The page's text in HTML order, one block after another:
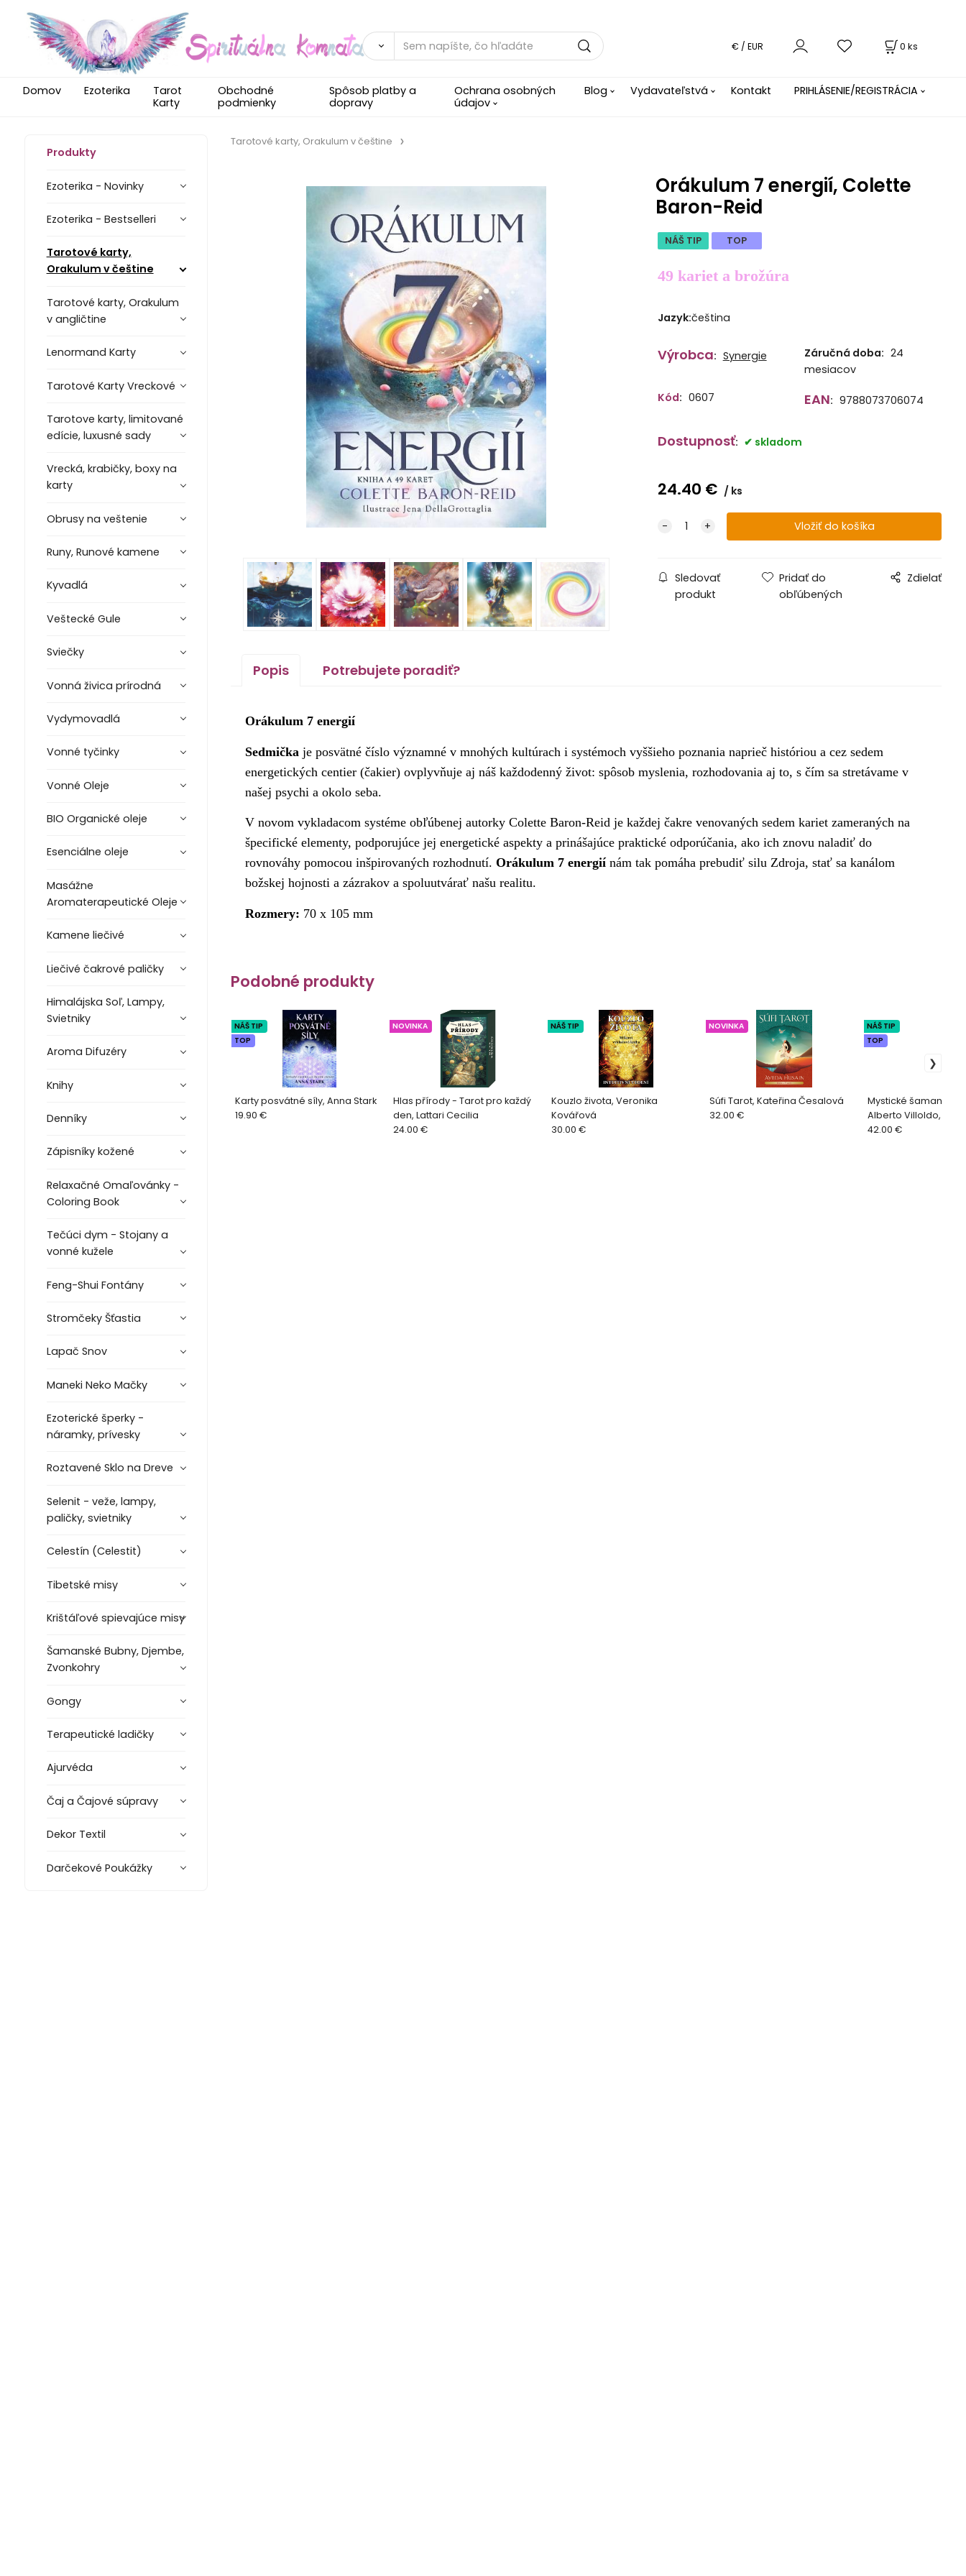
0 ks
€ / EUR
Domov Ezoterika
Tarot
Karty
Obchodné
podmienky
Spôsob platby a
dopravy
Ochrana osobných
údajov
Blog Vydavateľstvá Kontakt PRIHLÁSENIE/REGISTRÁCIA
Produkty
Ezoterika - Novinky
Ezoterika - Bestselleri
Tarotové karty,
Orakulum v češtine
Tarotové karty, Orakulum
v angličtine
Lenormand Karty
Tarotové Karty Vreckové
Tarotove karty, limitované
edície, luxusné sady
Vrecká, krabičky, boxy na
karty
Obrusy na veštenie
Runy, Runové kamene
Kyvadlá
Veštecké Gule
Sviečky
Vonná živica prírodná
Vydymovadlá
Vonné tyčinky
Vonné Oleje
BIO Organické oleje
Esenciálne oleje
Masážne
Aromaterapeutické Oleje
Kamene liečivé
Liečivé čakrové paličky
Himalájska Soľ, Lampy,
Svietniky
Aroma Difuzéry
Knihy
Denníky
Zápisníky kožené
Relaxačné Omaľovánky -
Coloring Book
Tečúci dym - Stojany a
vonné kužele
Feng-Shui Fontány
Stromčeky Šťastia
Lapač Snov
Maneki Neko Mačky
Ezoterické šperky -
náramky, prívesky
Roztavené Sklo na Dreve
Selenit - veže, lampy,
paličky, svietniky
Celestín (Celestit)
Tibetské misy
Krištáľové spievajúce misy
Šamanské Bubny, Djembe,
Zvonkohry
Gongy
Terapeutické ladičky
Ajurvéda
Čaj a Čajové súpravy
Dekor Textil
Darčekové Poukážky
Tarotové karty, Orakulum v češtine
Orákulum 7 energií, Colette
Baron-Reid
NÁŠ TIP TOP
49 kariet a brožúra
Jazyk:čeština
Výrobca: Synergie Záručná doba: 24
mesiacov
Kód: 0607 EAN: 9788073706074
Dostupnosť: skladom
24.40 € ks
Sledovať
produkt
Pridať do
obľúbených
Zdielať
Popis Potrebujete poradiť?
Orákulum 7 energií
Sedmička je posvätné číslo významné v mnohých kultúrach i systémoch vyššieho poznania naprieč históriou a cez sedem
energetických centier (čakier) ovplyvňuje aj náš každodenný život: spôsob myslenia, rozhodovania aj to, s čím sa stretávame v
našej psychi a okolo seba.
V novom vykladacom systéme obľúbenej autorky Colette Baron-Reid je každej čakre venovaných sedem kariet zameraných na
špecifické elementy, podporujúce jej energetické aspekty a prinášajúce praktické odporúčania, ako ich znovu naladiť do
rovnováhy pomocou inšpirovaných rozhodnutí. Orákulum 7 energiínám tak pomáha prebudiť silu Zdroja, stať sa kanálom
božskej hojnosti a zázrakov a spoluutvárať našu realitu.
Rozmery: 70 x 105 mm
Podobné produkty
Karty posvátné síly, Anna Stark
NÁŠ TIP
TOP
19.90 €
Hlas přírody - Tarot pro každý
den, Lattari Cecilia
NOVINKA
24.00 €
Kouzlo života, Veronika
Kovářová
NÁŠ TIP
30.00 €
Súfi Tarot, Kateřina Česalová
NOVINKA
32.00 €
Mystické šamanské
Alberto Villoldo,
Reid, Marcela Lobos
NÁŠ TIP
TOP
42.00 €